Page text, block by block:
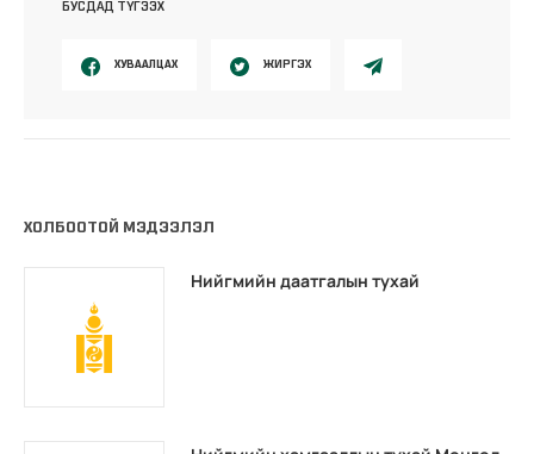
БУСДАД ТҮГЭЭХ
ХУВААЛЦАХ ЖИРГЭХ
ХОЛБООТОЙ МЭДЭЭЛЭЛ
Нийгмийн даатгалын тухай